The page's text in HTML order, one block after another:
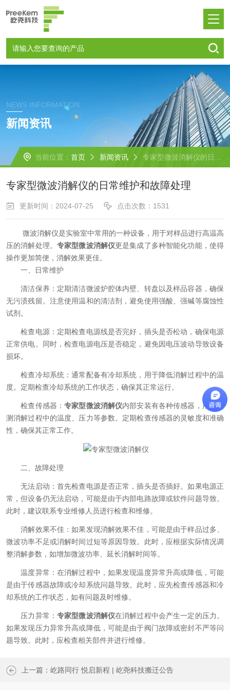
NEWS INFORMATION
新闻资讯
当前位置： 首页 新闻资讯 专家型微波消解仪的日常维护和故障处理
专家型微波消解仪的日常维护和故障处理
更新时间：2024-07-25 点击次数：1531
微波消解仪是实验室中常用的一种设备，用于对样品进行高温高
压的消解处理。 专家型微波消解仪更是集成了多种智能化功能，使得
操作更加简便，消解效果更佳。
一、日常维护
清洁保养：定期清洁微波炉腔体内壁、转盘以及样品容器，确保
无污渍残留。注意使用温和的清洁剂，避免使用强酸、强碱等腐蚀性
试剂。
检查电源：定期检查电源线是否完好，插头是否松动，确保电源
正常供电。同时，检查电源电压是否稳定，避免因电压波动导致设备
损坏。
检查冷却系统：通常配备有冷却系统，用于降低消解过程中的温
度。定期检查冷却系统的工作状态，确保其正常运行。
检查传感器：专家型微波消解仪内部安装有各种传感器，用于监
测消解过程中的温度、压力等参数。定期检查传感器的灵敏度和准确
性，确保其正常工作。
二、故障处理
无法启动：首先检查电源是否正常，插头是否插好。如果电源正
常，但设备仍无法启动，可能是由于内部电路故障或软件问题导致。
此时，建议联系专业维修人员进行检查和维修。
消解效果不佳：如果发现消解效果不佳，可能是由于样品过多、
微波功率不足或消解时间过短等原因导致。此时，应根据实际情况调
整消解参数，如增加微波功率、延长消解时间等。
温度异常：在消解过程中，如果发现温度异常升高或降低，可能
是由于传感器故障或冷却系统问题导致。此时，应先检查传感器和冷
却系统的工作状态，如有问题及时维修。
压力异常： 专家型微波消解仪在消解过程中会产生一定的压力。
如果发现压力异常升高或降低，可能是由于阀门故障或密封不严等问
题导致。此时，应检查相关部件并进行维修。
上一篇： 屹路同行 悦启新程 | 屹尧科技搬迁公告